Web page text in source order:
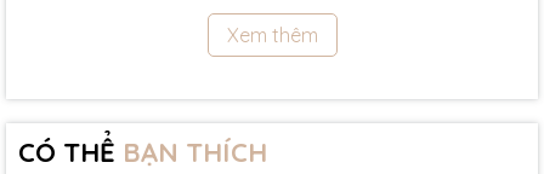
- Size 18 - 24m:( Viết tắt: 18M) chiều cao: 86cm ~ cân nặng: 11.5 -
15Kg
Xem thêm
CÓ THỂ BẠN THÍCH